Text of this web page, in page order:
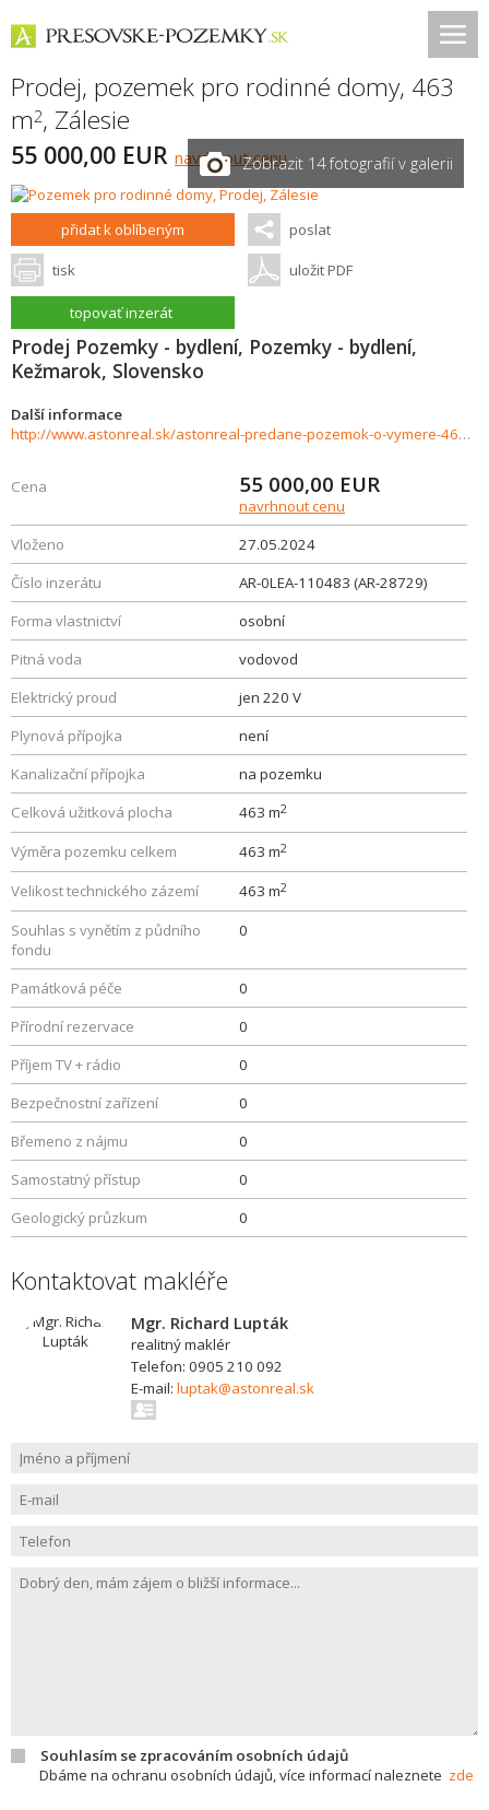
Prodej, pozemek pro rodinné domy, 463
m2, Zálesie
55 000,00 EUR navrhnout cenuZobrazit 14 fotografií v galerii
přidat k oblíbeným poslat
tisk uložit PDF
topovať inzerát
Prodej Pozemky - bydlení, Pozemky - bydlení,
Kežmarok, Slovensko
Další informace
http://www.astonreal.sk/astonreal-predane-pozemok-o-vymere-463m2-mobilny-dom-zalesie-826244
Cena 55 000,00 EUR
navrhnout cenu
Vloženo
27.05.2024
Číslo inzerátu
AR-0LEA-110483 (AR-28729)
Forma vlastnictví
osobní
Pitná voda
vodovod
Elektrický proud
jen 220 V
Plynová přípojka
není
Kanalizační přípojka
na pozemku
Celková užitková plocha
463 m2
Výměra pozemku celkem 463 m2
Velikost technického zázemí 463 m2
Souhlas s vynětím z půdního
fondu
0
Památková péče
0
Přírodní rezervace
0
Příjem TV + rádio
0
Bezpečnostní zařízení
0
Břemeno z nájmu
0
Samostatný přístup
0
Geologický průzkum
0
Kontaktovat makléře
Mgr. Richard Lupták
realitný maklér
Telefon: 0905 210 092
E-mail: luptak@astonreal.sk
Souhlasím se zpracováním osobních údajů
Dbáme na ochranu osobních údajů, více informací naleznete zde